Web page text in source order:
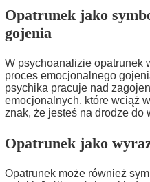
Opatrunek jako
gojenia
W psychoanalizie opatrunek
proces emocjonalnego
psychika pracuje nad
emocjonalnych, które wciąż
znak, że jesteś na drodze do
Opatrunek jako
Opatrunek może również